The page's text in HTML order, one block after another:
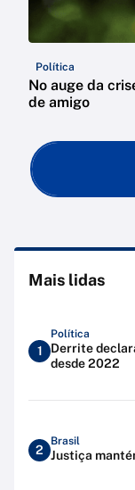
Política
No auge da
de amigo
Mais lidas
1
Política
Derrite
desde 2022
2
Brasil
Justiça